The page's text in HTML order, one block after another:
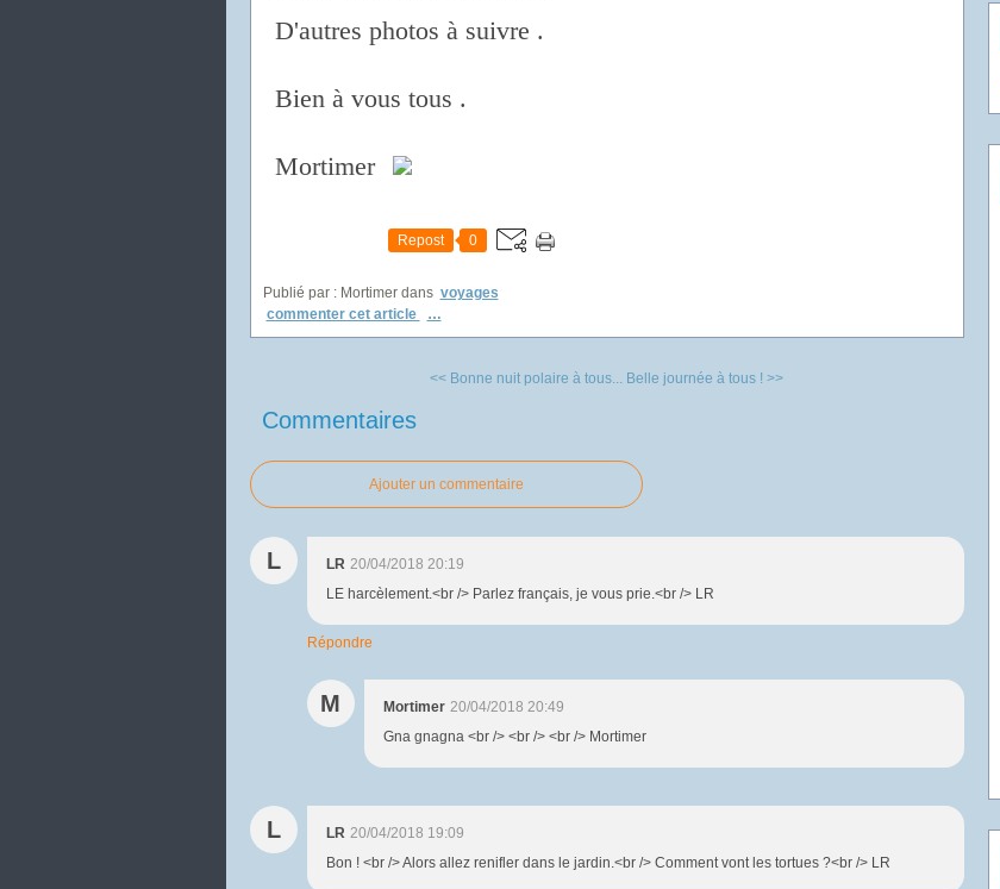
D'autres photos à suivre .
Bien à vous tous .
Mortimer
Repost 0
Publié par : Mortimer dans voyages
commenter cet article
…
<< Bonne nuit polaire à tous... Belle journée à tous ! >>
Commentaires
Ajouter un commentaire
L LR 20/04/2018 20:19
LE harcèlement.<br /> Parlez français, je vous prie.<br /> LR
Répondre
M Mortimer 20/04/2018 20:49
Gna gnagna <br /> <br /> <br /> Mortimer
L LR 20/04/2018 19:09
Bon ! <br /> Alors allez renifler dans le jardin.<br /> Comment vont les tortues ?<br /> LR